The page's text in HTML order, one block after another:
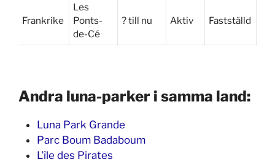
Frankrike
Les
Ponts-
de-Cé
? till nu Aktiv Fastställd
Andra luna-parker i samma land:
Luna Park Grande
Parc Boum Badaboum
L'île des Pirates